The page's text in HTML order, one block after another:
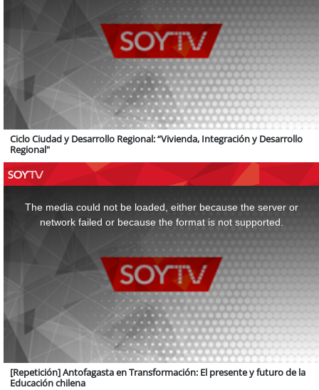
Ciclo Ciudad y Desarrollo Regional: “Vivienda, Integración y Desarrollo
Regional"
The media could not be loaded, either because the server or
network failed or because the format is not supported.
[Repetición] Antofagasta en Transformación: El presente y futuro de la
Educación chilena